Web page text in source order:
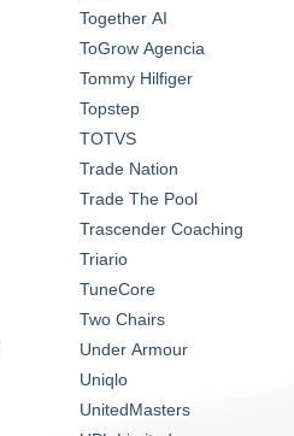
Together AI
ToGrow Agencia
Tommy Hilfiger
Topstep
TOTVS
Trade Nation
Trade The Pool
Trascender Coaching
Triario
TuneCore
Two Chairs
Under Armour
Uniqlo
UnitedMasters